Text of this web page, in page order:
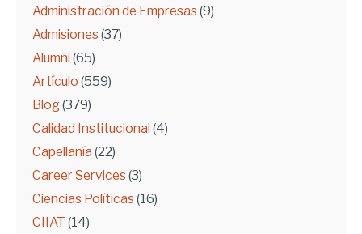
Administración de Empresas (9)
Admisiones (37)
Alumni (65)
Artículo (559)
Blog(379)
Calidad Institucional (4)
Capellanía (22)
Career Services (3)
Ciencias Políticas (16)
CIIAT (14)